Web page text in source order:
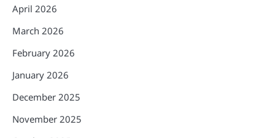
April 2026
March 2026
February 2026
January 2026
December 2025
November 2025